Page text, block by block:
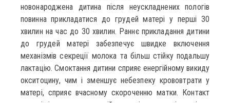
новонароджена дитина після неускладнених пологів
повинна прикладатися до грудей матері у перші 30
хвилин на час до 30 хвилин. Раннє прикладання дитини
до грудей матері забезпечує швидке включення
механізмів секреції молока та більш стійку подальшу
лактацію. Смоктання дитини сприяє енергійному викиду
окситоцину, чим і зменшує небезпеку крововтрати у
матері, сприяє вчасному скороченню матки. Контакт